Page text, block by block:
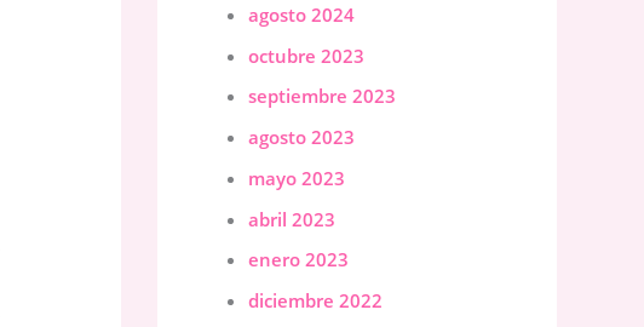
agosto 2024
octubre 2023
septiembre 2023
agosto 2023
mayo 2023
abril 2023
enero 2023
diciembre 2022